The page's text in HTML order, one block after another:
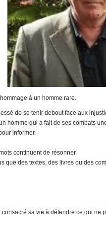
à un homme rare.
de se tenir debout face aux
homme qui a fait de ses combats
informer.
continuent de résonner.
que des textes, des livres ou des
sa vie à défendre ce qui ne